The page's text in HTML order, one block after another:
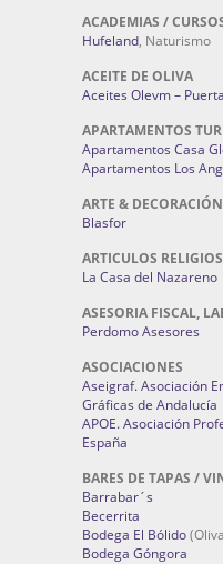
ACADEMIAS /
Hufeland, Naturismo
ACEITE DE OLIVA
Aceites Olevm –
APARTAMENTOS
Apartamentos Casa
Apartamentos Los
ARTE & DECORACIÓN
Blasfor
ARTICULOS
La Casa del Nazareno
ASESORIA FISCAL,
Perdomo Asesores
ASOCIACIONES
Aseigraf. Asociación
Gráficas de Andalucía
APOE. Asociación
España
BARES DE TAPAS /
Barrabar´s
Becerrita
Bodega El Bólido
Bodega Góngora